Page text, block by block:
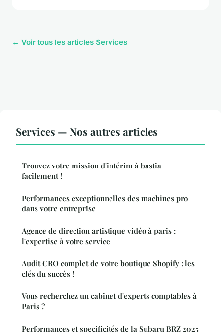
← Voir tous les articles Services
Services — Nos autres articles
Trouvez votre mission d'intérim à bastia
facilement !
Performances exceptionnelles des machines pro
dans votre entreprise
Agence de direction artistique vidéo à paris :
l'expertise à votre service
Audit CRO complet de votre boutique Shopify : les
clés du succès !
Vous recherchez un cabinet d'experts comptables à
Paris ?
Performances et specificités de la Subaru BRZ 2025